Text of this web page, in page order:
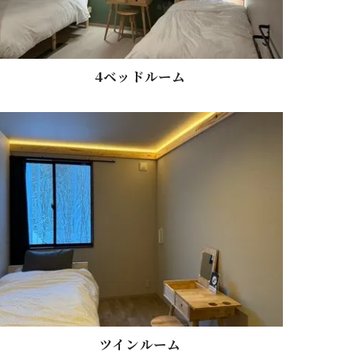
4ベッドルーム
ツインルーム